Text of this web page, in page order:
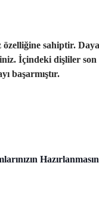
sahiptir.
İçindeki dişliler son
başarmıştır.